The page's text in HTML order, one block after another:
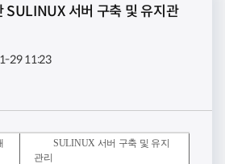
SULINUX 서버 구축 및 유지관
29 11:23
SULINUX 서버 구축 및 유지
관리